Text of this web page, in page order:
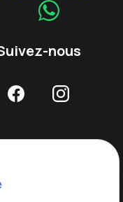
nous